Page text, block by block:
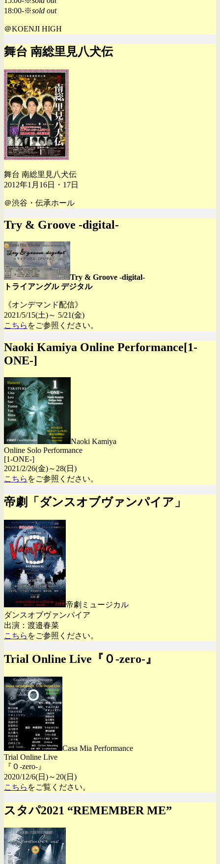
18:00-※sold out
＠KOENJI HIGH
舞台 南総里見八犬伝
舞台 南総里見八犬伝
2012年1月16日・17日
＠渋谷・伝承ホール
Try & Groove -digital-
Try & Groove -digital-
トライアングル デジタル
《オンデマンド配信》
2021/5/15(土)～ 5/21(金)
こちら をご参照ください。
Naoki Kamiya Online Performance[1-
ONE-]
Naoki Kamiya
Online Solo Performance
[1-ONE-]
2021/2/26(金)～28(日)
こちら をご参照ください。
帝劇「ダンスオブヴァンパイア」
帝劇ミュージカル
ダンスオブヴァンパイア
出演：渡邉春菜
こちら をご参照ください。
Trial Online Live『０-zero-』
Casa Mia Performance
Trial Online Live
『０-zero-』
2020/12/6(日)～20(日)
こちら をご覧ください。
スタパ2021 “REMEMBER ME”